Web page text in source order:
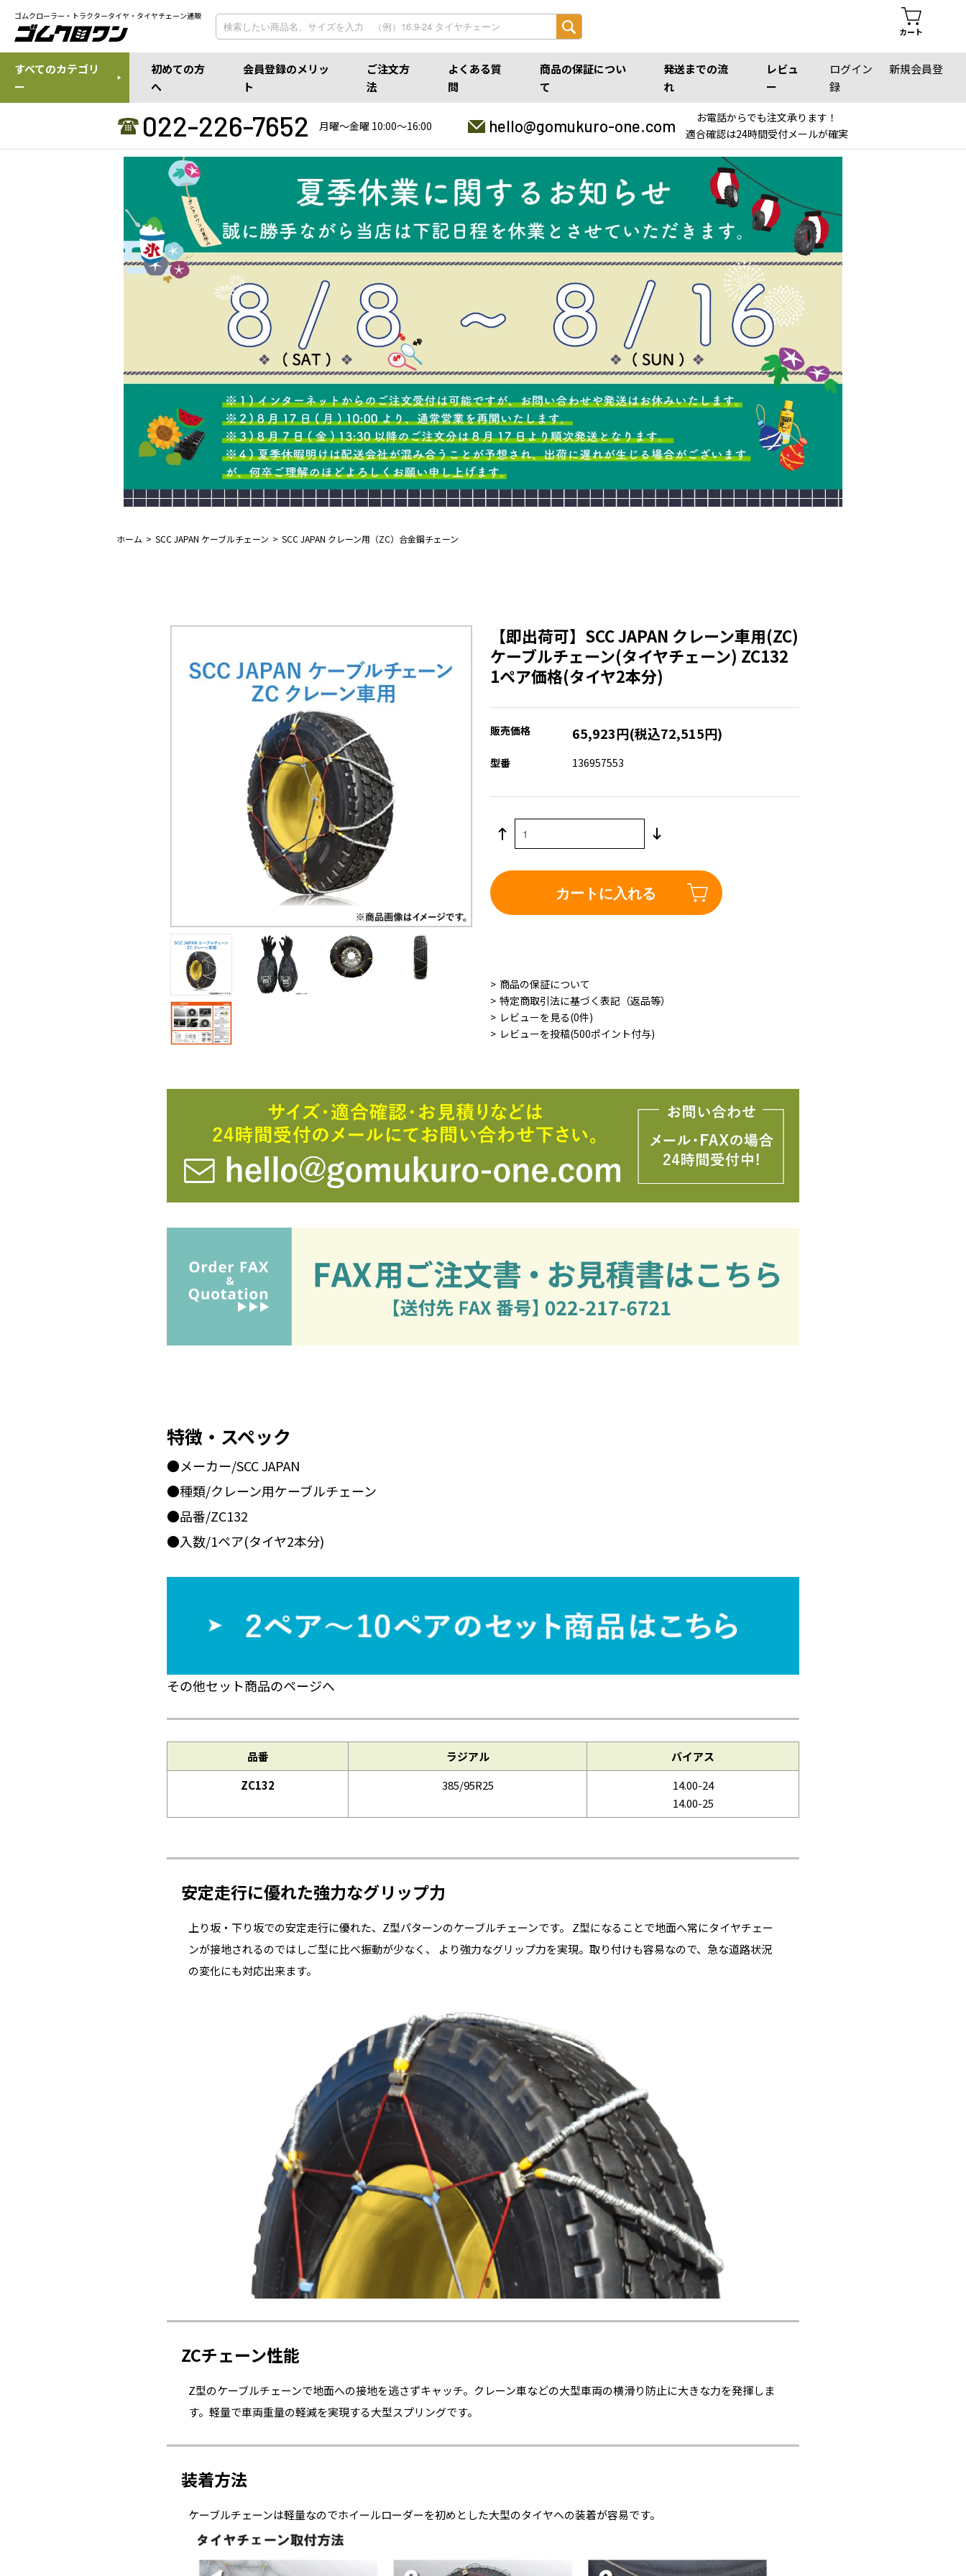
ゴムクローラー・トラクタータイヤ・タイヤチェーン通販
カート
すべてのカテゴリ
ー
初めての方
へ
会員登録のメリッ
ト
ご注文方
法
よくある質
問
商品の保証につい
て
発送までの流
れ
レビュ
ー
ログイン
新規会員登
録
022-226-7652 月曜〜金曜 10:00〜16:00 hello@gomukuro-one.com
お電話からでも注文承ります！
適合確認は24時間受付メールが確実
ホーム SCC JAPAN ケーブルチェーン SCC JAPAN クレーン用（ZC）合金鋼チェーン
【即出荷可】SCC JAPAN クレーン車用(ZC)
ケーブルチェーン(タイヤチェーン) ZC132
1ペア価格(タイヤ2本分)
販売価格 65,923円(税込72,515円)
型番 136957553
カートに入れる
商品の保証について
特定商取引法に基づく表記（返品等）
レビューを見る(0件)
レビューを投稿(500ポイント付与)
特徴・スペック
●メーカー/SCC JAPAN
●種類/クレーン用ケーブルチェーン
●品番/ZC132
●入数/1ペア(タイヤ2本分)
その他セット商品のページへ
品番 ラジアル
バイアス
ZC132
385/95R25
14.00-24
14.00-25
安定走行に優れた強力なグリップ力
上り坂・下り坂での安定走行に優れた、Z型パターンのケーブルチェーンです。 Z型になることで地面へ常にタイヤチェー
ンが接地されるのではしご型に比べ振動が少なく、 より強力なグリップ力を実現。取り付けも容易なので、急な道路状況
の変化にも対応出来ます。
ZCチェーン性能
Z型のケーブルチェーンで地面への接地を逃さずキャッチ。クレーン車などの大型車両の横滑り防止に大きな力を発揮しま
す。軽量で車両重量の軽減を実現する大型スプリングです。
装着方法
ケーブルチェーンは軽量なのでホイールローダーを初めとした大型のタイヤへの装着が容易です。